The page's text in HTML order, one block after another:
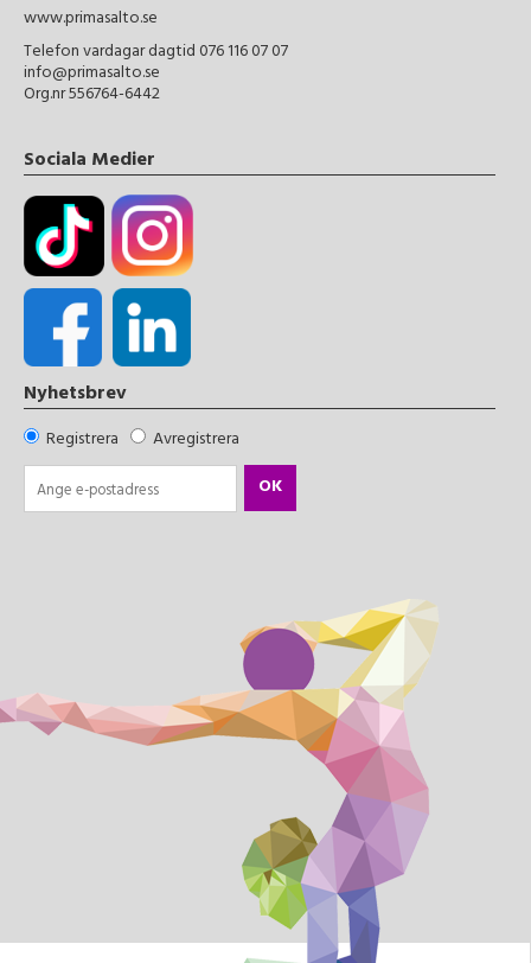
www.primasalto.se
Telefon vardagar dagtid 076 116 07 07
info@primasalto.se
Org.nr 556764-6442
Sociala Medier
Nyhetsbrev
Registrera
Avregistrera
OK